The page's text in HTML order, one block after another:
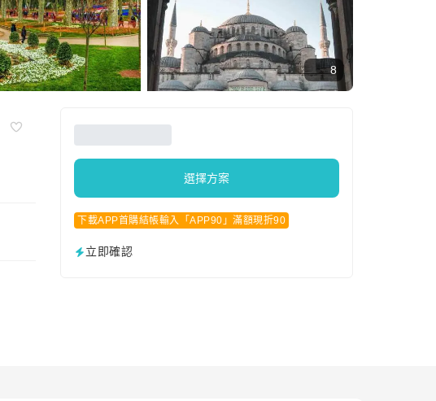
8
選擇方案
下載APP首購結帳輸入「APP90」滿額現折90
立即確認